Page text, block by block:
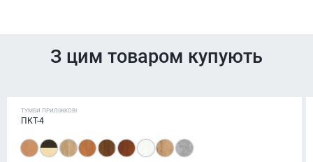
З цим товаром купують
ТУМБИ ПРИЛІЖКОВІ
ПКТ-4